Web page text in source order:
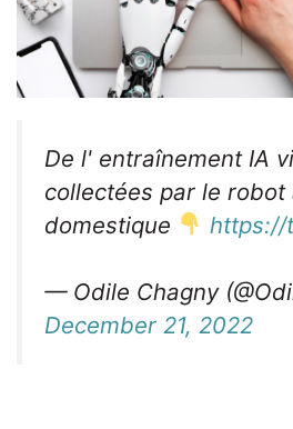
De l' entraînement IA
collectées par le
domestique
https://
— Odile Chagny
December 21, 2022